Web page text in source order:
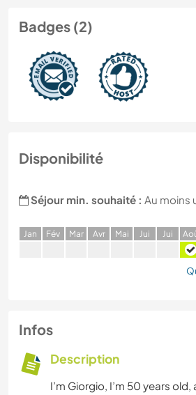
Badges (2)
Disponibilité
Séjour min. souhaité : Au moins
Jan Fév Mar Avr Mai Jui Jui A
Infos
Description
I’m Giorgio, I’m 50 years old,